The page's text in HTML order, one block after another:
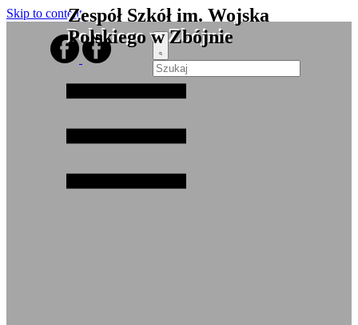
Skip to contentZespół Szkół im. Wojska
Polskiego w Zbójnie